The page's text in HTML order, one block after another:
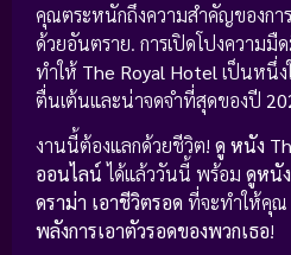
คุณตระหนักถึงความสำคัญของกา
ด้วยอันตราย. การเปิดโปงความ
ทำให้ The Royal Hotel เป็นหนึ่
ตื่นเต้นและน่าจดจำที่สุดของปี
งานนี้ต้องแลกด้วยชีวิต! ดู หนัง
ออนไลน์ได้แล้ววันนี้ พร้อม ดูหนั
ดราม่า เอาชีวิตรอด ที่จะทำให้คุณ
พลังการเอาตัวรอดของพวกเธอ!